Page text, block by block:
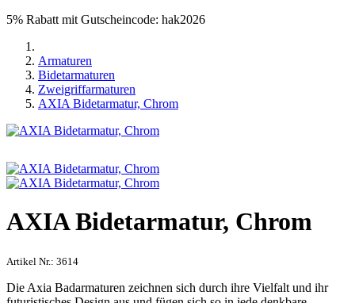
5% Rabatt mit Gutscheincode: hak2026
Armaturen
Bidetarmaturen
Zweigriffarmaturen
AXIA Bidetarmatur, Chrom
AXIA Bidetarmatur, Chrom
Artikel Nr.: 3614
Die Axia Badarmaturen zeichnen sich durch ihre Vielfalt und ihr